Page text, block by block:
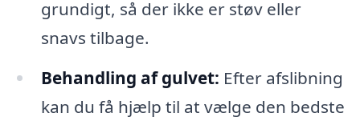
grundigt, så der ikke er støv eller
snavs tilbage.
Behandling af gulvet: Efter afslibning
kan du få hjælp til at vælge den bedste